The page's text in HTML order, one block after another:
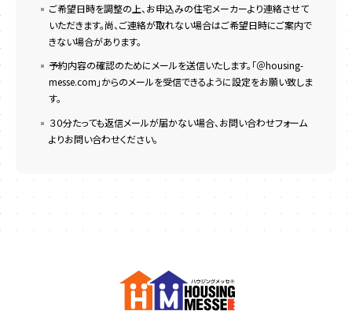
ご希望日時を調整の上、お申込みの住宅メーカーより連絡させて
いただきます。尚、ご連絡が取れない場合はご希望日時にご案内で
きない場合があります。
予約内容の確認のためにメールを送信いたします。「＠housing-
messe.com」からのメールを受信できるように設定をお願い致しま
す。
３０分たっても返信メールが届かない場合、お問い合わせフォーム
よりお問い合わせください。